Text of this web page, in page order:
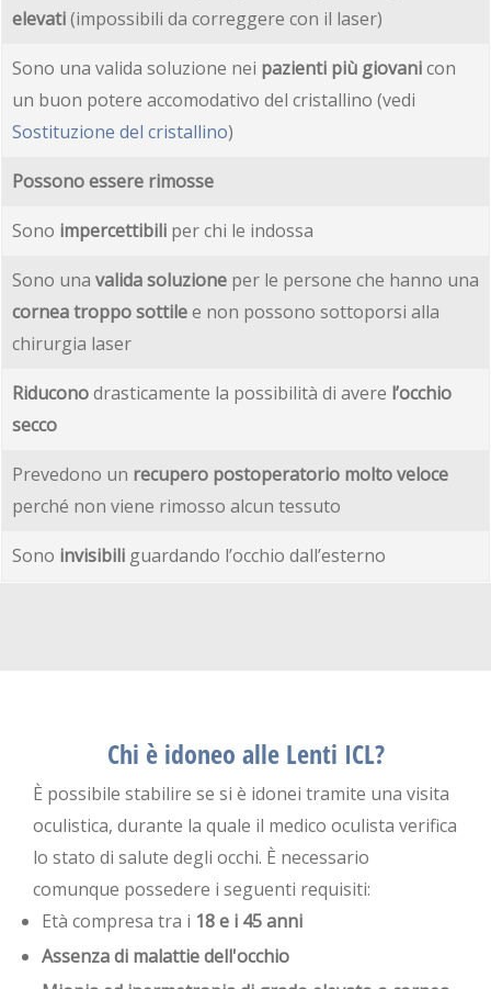
elevati(impossibili da correggere con il laser)
Sono una valida soluzione nei pazienti più giovanicon
un buon potere accomodativo del cristallino (vedi
Sostituzione del cristallino)
Possono essere rimosse
Sono impercettibiliper chi le indossa
Sono una valida soluzioneper le persone che hanno una
cornea troppo sottilee non possono sottoporsi alla
chirurgia laser
Riduconodrasticamente la possibilità di avere l’occhio
secco
Prevedono un recupero postoperatorio molto veloce
perché non viene rimosso alcun tessuto
Sono invisibiliguardando l’occhio dall’esterno
Chi è idoneo alle Lenti ICL?
È possibile stabilire se si è idonei tramite una visita
oculistica, durante la quale il medico oculista verifica
lo stato di salute degli occhi. È necessario
comunque possedere i seguenti requisiti:
Età compresa tra i 18 e i 45 anni
Assenza di malattie dell'occhio